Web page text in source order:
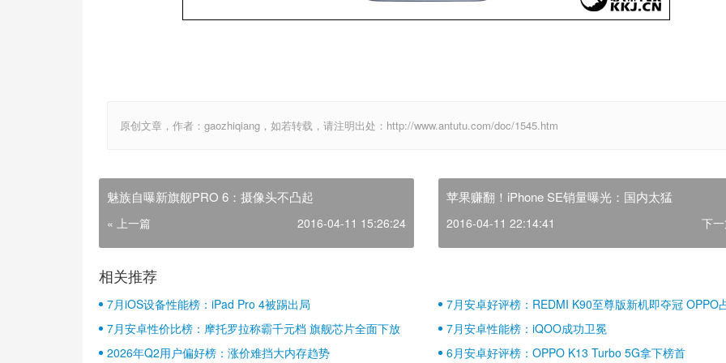
原创文章，作者：gaozhiqiang，如若转载，请注明出处：http://www.antutu.com/doc/1545.htm
魅族自曝新旗舰PRO 6：摄像头不凸起
« 上一篇 2016-04-11 15:26:24
苹果赚翻！iPhone SE销量曝光：国内太猛
2016-04-11 22:14:41 下
相关推荐
7月iOS设备性能榜：iPad Pro 4被踢出局
7月安卓好评榜：REDMI K90至尊版新机即夺冠 OPPO
壁江山
7月安卓性价比榜：摩托罗拉称霸千元档 旗舰芯片全面下放
7月安卓性能榜：iQOO成功卫冕
2026年Q2用户偏好榜：涨价难挡大内存趋势
6月安卓好评榜：OPPO K13 Turbo 5G拿下榜首